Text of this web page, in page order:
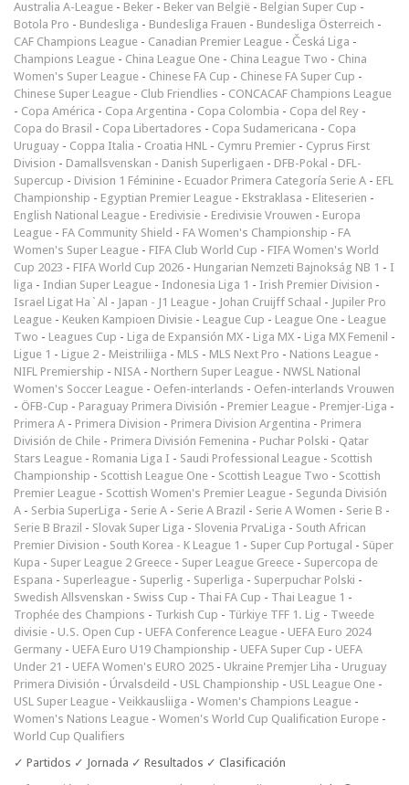
Australia A-League - Beker - Beker van België - Belgian Super Cup -
Botola Pro - Bundesliga - Bundesliga Frauen - Bundesliga Österreich -
CAF Champions League - Canadian Premier League - Česká Liga -
Champions League - China League One - China League Two - China
Women's Super League - Chinese FA Cup - Chinese FA Super Cup -
Chinese Super League - Club Friendlies - CONCACAF Champions League
- Copa América - Copa Argentina - Copa Colombia - Copa del Rey -
Copa do Brasil - Copa Libertadores - Copa Sudamericana - Copa
Uruguay - Coppa Italia - Croatia HNL - Cymru Premier - Cyprus First
Division - Damallsvenskan - Danish Superligaen - DFB-Pokal - DFL-
Supercup - Division 1 Féminine - Ecuador Primera Categoría Serie A - EFL
Championship - Egyptian Premier League - Ekstraklasa - Eliteserien -
English National League - Eredivisie - Eredivisie Vrouwen - Europa
League - FA Community Shield - FA Women's Championship - FA
Women's Super League - FIFA Club World Cup - FIFA Women's World
Cup 2023 - FIFA World Cup 2026 - Hungarian Nemzeti Bajnokság NB 1 - I
liga - Indian Super League - Indonesia Liga 1 - Irish Premier Division -
Israel Ligat Ha`Al - Japan - J1 League - Johan Cruijff Schaal - Jupiler Pro
League - Keuken Kampioen Divisie - League Cup - League One - League
Two - Leagues Cup - Liga de Expansión MX - Liga MX - Liga MX Femenil -
Ligue 1 - Ligue 2 - Meistriliiga - MLS - MLS Next Pro - Nations League -
NIFL Premiership - NISA - Northern Super League - NWSL National
Women's Soccer League - Oefen-interlands - Oefen-interlands Vrouwen
- ÖFB-Cup - Paraguay Primera División - Premier League - Premjer-Liga -
Primera A - Primera Division - Primera Division Argentina - Primera
División de Chile - Primera División Femenina - Puchar Polski - Qatar
Stars League - Romania Liga I - Saudi Professional League - Scottish
Championship - Scottish League One - Scottish League Two - Scottish
Premier League - Scottish Women's Premier League - Segunda División
A - Serbia SuperLiga - Serie A - Serie A Brazil - Serie A Women - Serie B -
Serie B Brazil - Slovak Super Liga - Slovenia PrvaLiga - South African
Premier Division - South Korea - K League 1 - Super Cup Portugal - Süper
Kupa - Super League 2 Greece - Super League Greece - Supercopa de
Espana - Superleague - Superlig - Superliga - Superpuchar Polski -
Swedish Allsvenskan - Swiss Cup - Thai FA Cup - Thai League 1 -
Trophée des Champions - Turkish Cup - Türkiye TFF 1. Lig - Tweede
divisie - U.S. Open Cup - UEFA Conference League - UEFA Euro 2024
Germany - UEFA Euro U19 Championship - UEFA Super Cup - UEFA
Under 21 - UEFA Women's EURO 2025 - Ukraine Premjer Liha - Uruguay
Primera División - Úrvalsdeild - USL Championship - USL League One -
USL Super League - Veikkausliiga - Women's Champions League -
Women's Nations League - Women's World Cup Qualification Europe -
World Cup Qualifiers
✓ Partidos ✓ Jornada ✓ Resultados ✓ Clasificación